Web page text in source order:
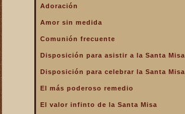
La Eucaristía y la Pasión
La Santa Misa a la hora de
La Santa Misa alcanza el
mayor mérito
La Santa Misa aumenta la
Adoración
Amor sin medida
Comunión frecuente
Disposición para asistir a la Santa Misa
Disposición para celebrar la Santa Misa
El más poderoso remedio
El valor infinto de la Santa Misa